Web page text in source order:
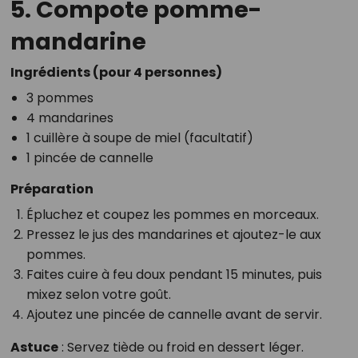
5. Compote pomme-
mandarine
Ingrédients (pour 4 personnes)
3 pommes
4 mandarines
1 cuillère à soupe de miel (facultatif)
1 pincée de cannelle
Préparation
Épluchez et coupez les pommes en morceaux.
Pressez le jus des mandarines et ajoutez-le aux
pommes.
Faites cuire à feu doux pendant 15 minutes, puis
mixez selon votre goût.
Ajoutez une pincée de cannelle avant de servir.
Astuce: Servez tiède ou froid en dessert léger.